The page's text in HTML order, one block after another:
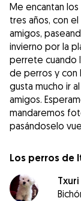
Me encantan
tres años, con
amigos,
invierno por la
perrete cuando
de perros y con
gusta mucho ir
amigos.
mandaremos
pasándoselo
Los perros de
Txuri